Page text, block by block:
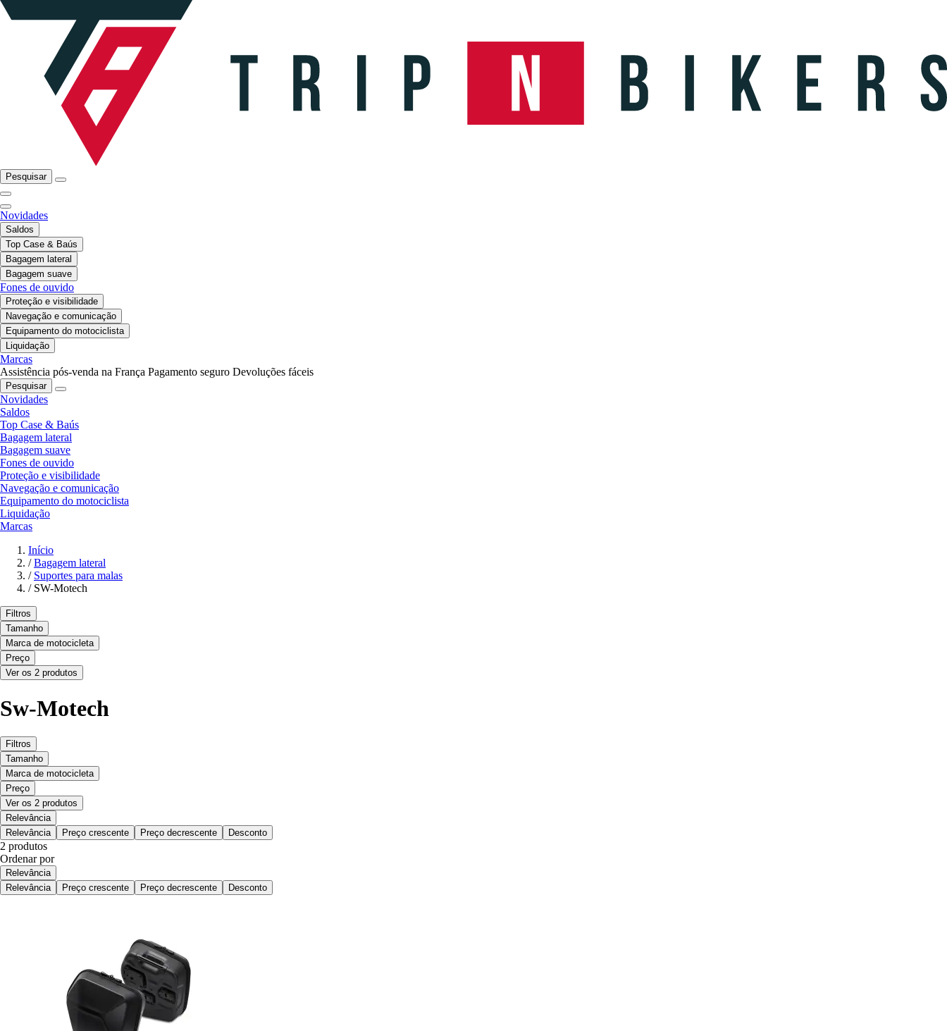
Pesquisar
Novidades
Saldos
Top Case & Baús
Bagagem lateral
Bagagem suave
Fones de ouvido
Proteção e visibilidade
Navegação e comunicação
Equipamento do motociclista
Liquidação
Marcas
Assistência pós-venda na França Pagamento seguro Devoluções fáceis
Pesquisar
Novidades
Saldos
Top Case & Baús
Bagagem lateral
Bagagem suave
Fones de ouvido
Proteção e visibilidade
Navegação e comunicação
Equipamento do motociclista
Liquidação
Marcas
Início
/ Bagagem lateral
/ Suportes para malas
/ SW-Motech
Filtros
Tamanho
Marca de motocicleta
Preço
Ver os 2 produtos
Sw-Motech
Filtros
Tamanho
Marca de motocicleta
Preço
Ver os 2 produtos
Relevância
Relevância
Preço crescente Preço decrescente Desconto
2 produtos
Ordenar por
Relevância
Relevância
Preço crescente Preço decrescente Desconto